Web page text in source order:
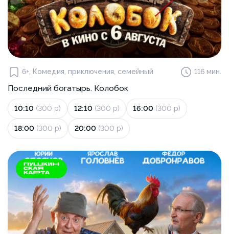
6+, Комедия, приключения, семейный 116 мин.
Последний богатырь. Колобок
10:10 (300 р) 12:10 (300 р) 16:00 (300 р)
18:00 (300 р) 20:00 (300 р)